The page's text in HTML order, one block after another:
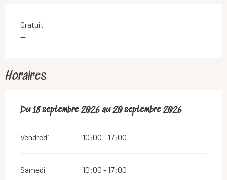
Gratuit
—
Horaires
Du18 septembre 2026 au20 septembre 2026
Du18 septembre 2026 au20 septembre 2026
Vendredi 10:00 - 17:00
Samedi 10:00 - 17:00